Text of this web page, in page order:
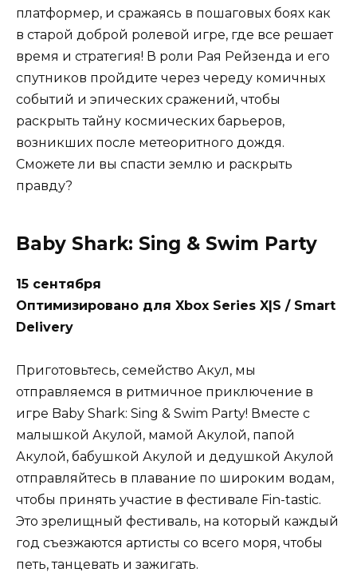
платформер, и сражаясь в пошаговых боях как
в старой доброй ролевой игре, где все решает
время и стратегия! В роли Рая Рейзенда и его
спутников пройдите через череду комичных
событий и эпических сражений, чтобы
раскрыть тайну космических барьеров,
возникших после метеоритного дождя.
Сможете ли вы спасти землю и раскрыть
правду?
Baby Shark: Sing & Swim Party
15 сентября
Оптимизировано для Xbox Series X|S / Smart
Delivery
Приготовьтесь, семейство Акул, мы
отправляемся в ритмичное приключение в
игре Baby Shark: Sing & Swim Party! Вместе с
малышкой Акулой, мамой Акулой, папой
Акулой, бабушкой Акулой и дедушкой Акулой
отправляйтесь в плавание по широким водам,
чтобы принять участие в фестивале Fin-tastic.
Это зрелищный фестиваль, на который каждый
год съезжаются артисты со всего моря, чтобы
петь, танцевать и зажигать.